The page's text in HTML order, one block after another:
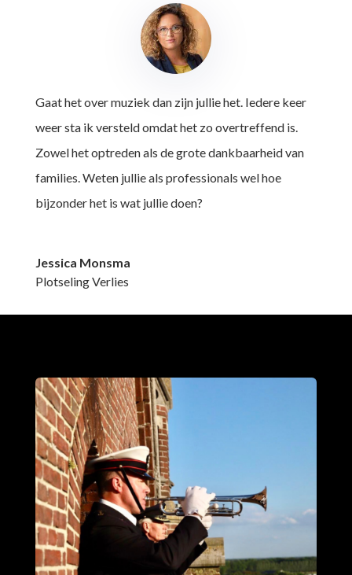
Gaat het over muziek dan zijn jullie het. Iedere keer
weer sta ik versteld omdat het zo overtreffend is.
Zowel het optreden als de grote dankbaarheid van
families. Weten jullie als professionals wel hoe
bijzonder het is wat jullie doen?
Jessica Monsma
Plotseling Verlies